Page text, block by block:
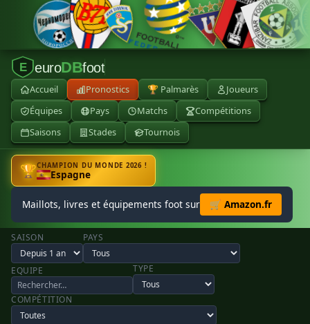
E euroDBfoot
Accueil Pronostics 🏆 Palmarès
Joueurs
Équipes
Pays Matchs
Compétitions
Saisons
Stades Tournois
🏆CHAMPION DU MONDE 2026 !
Espagne
Maillots, livres et équipements foot sur 🛒 Amazon.fr
SAISON PAYS
EQUIPE TYPE
COMPÉTITION